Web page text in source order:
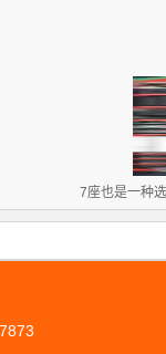
7座也是一种